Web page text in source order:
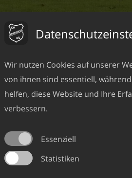
Spiel dann auf die
überrumpelt. Nach
jede Menge Glück, dass
und 29 konnten die
Aufopferungsvoll,
Wir nutzen Cookies auf unserer
von ihnen sind essentiell,
helfen, diese Website und Ihre
verbessern.
Essenziell
Statistiken